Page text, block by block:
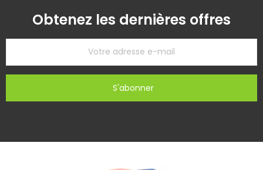
Obtenez les dernières offres
S'abonner